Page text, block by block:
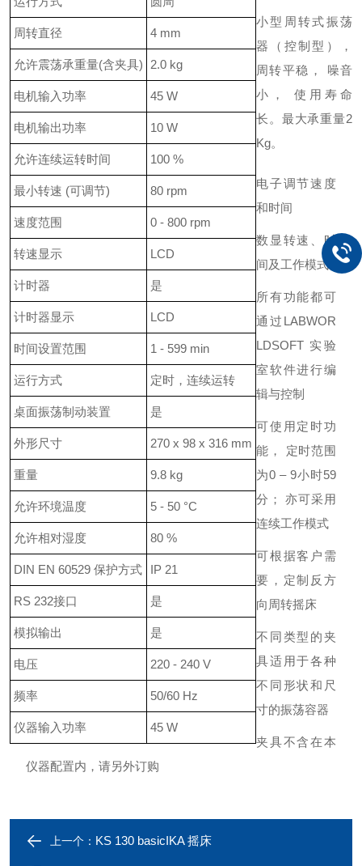
周转直径 4 mm
允许震荡承重量(含夹具) 2.0 kg
电机输入功率 45 W
电机输出功率 10 W
允许连续运转时间 100 %
最小转速 (可调节) 80 rpm
速度范围 0 - 800 rpm
转速显示 LCD
计时器 是
计时器显示 LCD
时间设置范围 1 - 599 min
运行方式 定时，连续运转
桌面振荡制动装置 是
外形尺寸 270 x 98 x 316 mm
重量 9.8 kg
允许环境温度 5 - 50 °C
允许相对湿度 80 %
DIN EN 60529 保护方式 IP 21
RS 232接口 是
模拟输出 是
电压 220 - 240 V
频率 50/60 Hz
仪器输入功率 45 W
小型周转式振荡
器（控制型），
周转平稳， 噪音
小， 使用寿命
长。最大承重量2
Kg。
电子调节速度
和时间
数显转速、时
间及工作模式
所有功能都可
通过LABWOR
LDSOFT 实验
室软件进行编
辑与控制
可使用定时功
能， 定时范围
为0 – 9小时59
分； 亦可采用
连续工作模式
可根据客户需
要，定制反方
向周转摇床
不同类型的夹
具适用于各种
不同形状和尺
寸的振荡容器
夹具不含在本
仪器配置内，请另外订购
上一个： KS 130 basicIKA 摇床